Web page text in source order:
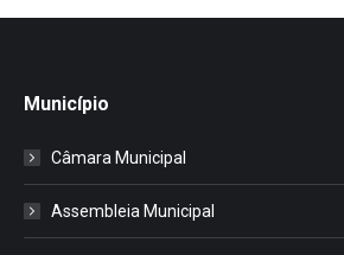
Município
Câmara Municipal
Assembleia Municipal